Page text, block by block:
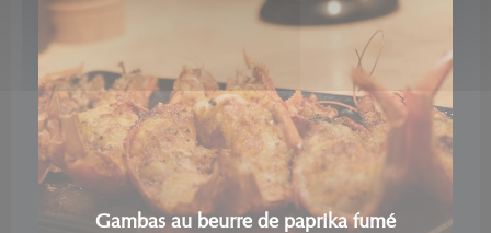
Gambas au beurre de paprika fumé